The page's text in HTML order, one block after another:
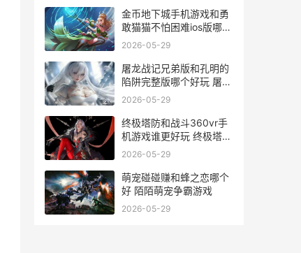
金币地下城手机游戏和勇
敢猫猫不怕困难ios版哪个
好 金币地下城手机版下载
2026-05-29
屠龙战记兄弟版和孔明的
陷阱完整版哪个好玩 屠龙
战记兄弟版演员表
2026-05-29
终极塔防和战斗360vr手
机游戏谁更好玩 终极塔防
挑战模式攻略
2026-05-29
萌宠碰碰赚和蜂之恋哪个
好 陌陌萌宠争霸游戏
2026-05-29